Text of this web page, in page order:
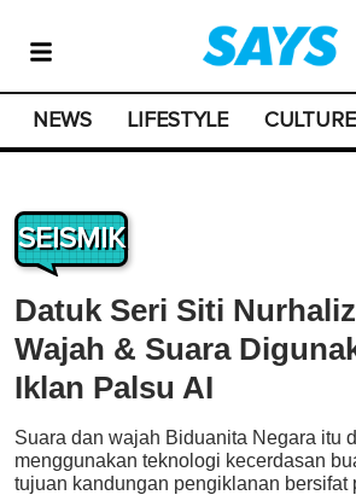
NEWS LIFESTYLE CULTURE
SEISMIK
Datuk Seri Siti
Wajah & Suara
Iklan Palsu AI
Suara dan wajah Biduanita Negara itu
menggunakan teknologi kecerdasan
tujuan kandungan pengiklanan bersifat